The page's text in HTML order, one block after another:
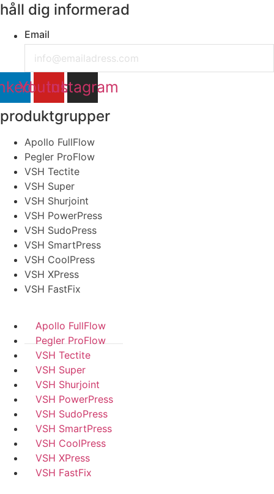
håll dig informerad
Email
Youtube
Instagram
produktgrupper
Apollo FullFlow
Pegler ProFlow
VSH Tectite
VSH Super
VSH Shurjoint
VSH PowerPress
VSH SudoPress
VSH SmartPress
VSH CoolPress
VSH XPress
VSH FastFix
Apollo FullFlow
Pegler ProFlow
VSH Tectite
VSH Super
VSH Shurjoint
VSH PowerPress
VSH SudoPress
VSH SmartPress
VSH CoolPress
VSH XPress
VSH FastFix